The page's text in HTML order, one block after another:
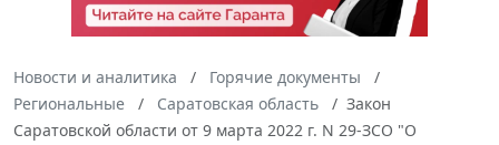
Новости и аналитика
Горячие документы
Региональные
Саратовская область
Закон
Саратовской области от 9 марта 2022 г. N 29-ЗСО "О